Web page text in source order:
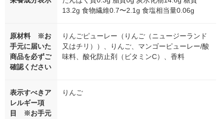
13.2g 食物繊維0.7〜2.1g 食塩相当量0.06g
原材料 ※お
手元に届いた
商品を必ずご
確認ください
りんごピューレー（りんご（ニュージーランド
又はチリ））、りんご、マンゴーピューレー/酸
味料、酸化防止剤（ビタミンC）、香料
表示すべきア
レルギー項
目 ※お手元
りんご